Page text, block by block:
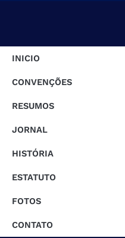
INICIO
CONVENÇÕES
RESUMOS
JORNAL
HISTÓRIA
ESTATUTO
FOTOS
CONTATO